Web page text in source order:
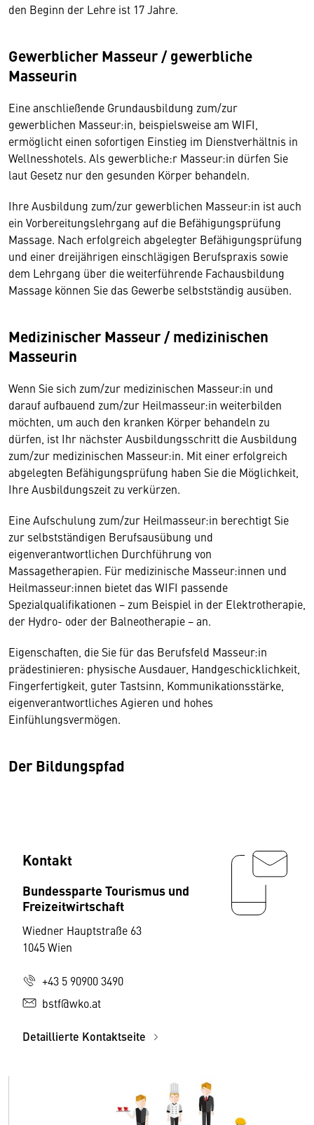
den Beginn der Lehre ist 17 Jahre.
Gewerblicher Masseur / gewerbliche
Masseurin
Eine anschließende Grundausbildung zum/zur
gewerblichen Masseur:in, beispielsweise am WIFI,
ermöglicht einen sofortigen Einstieg im Dienstverhältnis in
Wellnesshotels. Als gewerbliche:r Masseur:in dürfen Sie
laut Gesetz nur den gesunden Körper behandeln.
Ihre Ausbildung zum/zur gewerblichen Masseur:in ist auch
ein Vorbereitungslehrgang auf die Befähigungsprüfung
Massage. Nach erfolgreich abgelegter Befähigungsprüfung
und einer dreijährigen einschlägigen Berufspraxis sowie
dem Lehrgang über die weiterführende Fachausbildung
Massage können Sie das Gewerbe selbstständig ausüben.
Medizinischer Masseur / medizinischen
Masseurin
Wenn Sie sich zum/zur medizinischen Masseur:in und
darauf aufbauend zum/zur Heilmasseur:in weiterbilden
möchten, um auch den kranken Körper behandeln zu
dürfen, ist Ihr nächster Ausbildungsschritt die Ausbildung
zum/zur medizinischen Masseur:in. Mit einer erfolgreich
abgelegten Befähigungsprüfung haben Sie die Möglichkeit,
Ihre Ausbildungszeit zu verkürzen.
Eine Aufschulung zum/zur Heilmasseur:in berechtigt Sie
zur selbstständigen Berufsausübung und
eigenverantwortlichen Durchführung von
Massagetherapien. Für medizinische Masseur:innen und
Heilmasseur:innen bietet das WIFI passende
Spezialqualifikationen − zum Beispiel in der Elektrotherapie,
der Hydro- oder der Balneotherapie − an.
Eigenschaften, die Sie für das Berufsfeld Masseur:in
prädestinieren: physische Ausdauer, Handgeschicklichkeit,
Fingerfertigkeit, guter Tastsinn, Kommunikationsstärke,
eigenverantwortliches Agieren und hohes
Einfühlungsvermögen.
Der Bildungspfad
Kontakt
Bundessparte Tourismus und
Freizeitwirtschaft
Wiedner Hauptstraße 63
1045 Wien
+43 5 90900 3490
bstf@wko.at
Detaillierte Kontaktseite